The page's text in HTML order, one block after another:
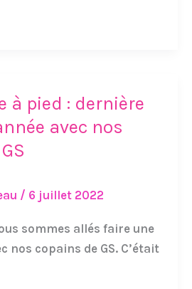
à pied : dernière
avec nos
/ 6 juillet 2022
sommes allés faire une
nos copains de GS. C’était